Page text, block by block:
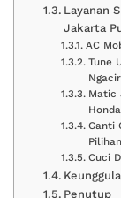
Layanan
Jakarta
AC
Tune
Matic
Ganti
Cuci
Penutup